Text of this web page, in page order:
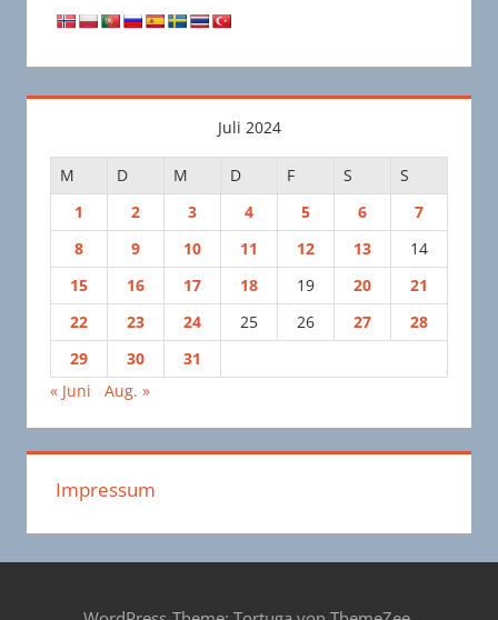
Juli 2024
M D M D F S
S
1
2 3 4 5 6
7
8
9 10 11 12 13
14
15
16 17 18 19 20
21
22
23 24 25 26 27
28
29
30
31
« Juni
Aug. »
Impressum